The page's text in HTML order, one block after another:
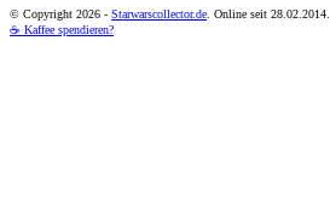
© Copyright 2026 - Starwarscollector.de. Online seit 28.02.2014.
☕ Kaffee spendieren?